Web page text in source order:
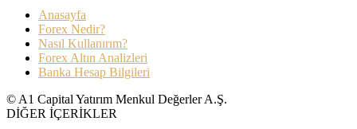
Anasayfa
Forex Nedir?
Nasıl Kullanırım?
Forex Altın Analizleri
Banka Hesap Bilgileri
© A1 Capital Yatırım Menkul Değerler A.Ş.
DİĞER İÇERİKLER